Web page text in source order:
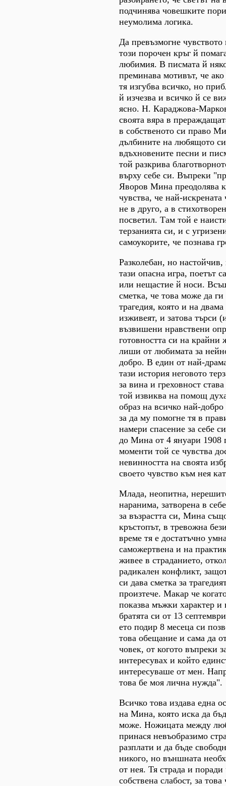
подчинява човешките
неумолима логика.
Да превъзмогне чувството
този порочен кръг й
любимия. В писмата й
преминава мотивът, че
тя изгубва всичко, но
й изчезва и всичко й се
ясно. Н. Караджова-
своята вяра в
в собственото си право
дълбините на любящото
вдъхновените песни и
той разкрива
върху себе си. Въпреки
Яворов Мина преодолява
чувства, че най-
не в друго, а в
посветил. Там той е
терзанията си, и с
самоукорите, че познава
Разколебан, но
тази опасна игра, поетът
или нещастие й носи.
сметка, че това може да ги
трагедия, която и на
изживеят, и затова търси
възвишени нравствени
готовността си на крайни
лиши от любимата за
добро. В един от най-
тази история неговото
за вина и греховност
той извиква на помощ
образ на всичко най-добро
за да му помогне тя в
намери спасение за себе
до Мина от 4 януари 1908
моменти той се чувства
невинността на своята
своето чувство към нея
Млада, неопитна,
наранима, затворена в
за възрастта си, Мина
кръстопът, в тревожна
време тя е достатъчно
саможертвена и на
живее в страданието,
радикален конфликт,
си дава сметка за
произтече. Макар че
показва мъжки характер
братята си от 13
ето подир 8 месеца си
това обещание и сама да
човек, от когото въпреки
интересувах и който
интересуваше от мен.
това бе моя лична нужда".
Всичко това издава една
на Мина, която иска да
може. Ножицата между
принася невъобразимо
разплати и да бъде
никого, но външната
от нея. Тя страда и поради
собствена слабост, за